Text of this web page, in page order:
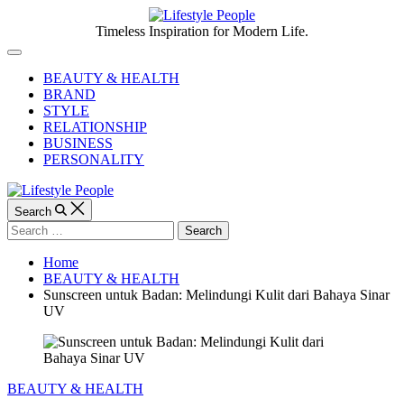
content
People
Timeless Inspiration for Modern Life.
Off
CanvasBEAUTY & HEALTH
BRAND
STYLE
RELATIONSHIP
BUSINESS
PERSONALITY
Search
Search
for:
Home
BEAUTY & HEALTH
Sunscreen untuk Badan: Melindungi Kulit dari Bahaya Sinar
UV
Categories
BEAUTY & HEALTH